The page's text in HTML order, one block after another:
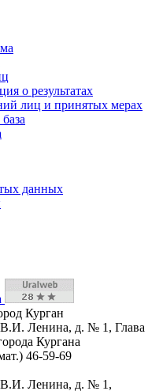
о результатах
лиц и принятых мерах
данных
Курган
В.И. Ленина, д. № 1, Глава
Кургана
46-59-69
В.И. Ленина, д. № 1,